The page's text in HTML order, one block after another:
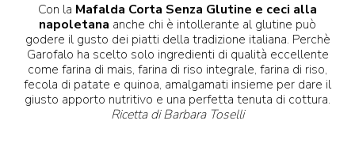
Con la Mafalda Corta Senza Glutine e ceci alla
napoletana anche chi è intollerante al glutine può
godere il gusto dei piatti della tradizione italiana. Perchè
Garofalo ha scelto solo ingredienti di qualità eccellente
come farina di mais, farina di riso integrale, farina di riso,
fecola di patate e quinoa, amalgamati insieme per dare il
giusto apporto nutritivo e una perfetta tenuta di cottura.
Ricetta di Barbara Toselli